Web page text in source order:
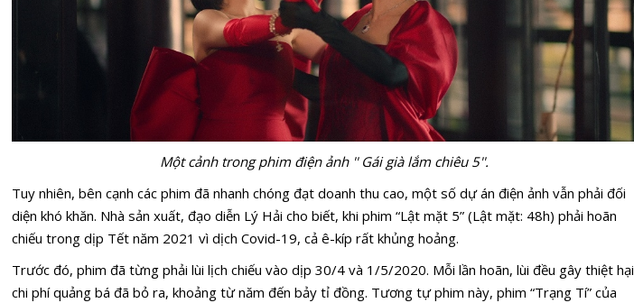
Một cảnh trong phim điện ảnh '' Gái già lắm chiêu 5''.
Tuy nhiên, bên cạnh các phim đã nhanh chóng đạt doanh thu cao, một số dự án điện ảnh vẫn phải đối
diện khó khăn. Nhà sản xuất, đạo diễn Lý Hải cho biết, khi phim “Lật mặt 5” (Lật mặt: 48h) phải hoãn
chiếu trong dịp Tết năm 2021 vì dịch Covid-19, cả ê-kíp rất khủng hoảng.
Trước đó, phim đã từng phải lùi lịch chiếu vào dịp 30/4 và 1/5/2020. Mỗi lần hoãn, lùi đều gây thiệt hại
chi phí quảng bá đã bỏ ra, khoảng từ năm đến bảy tỉ đồng. Tương tự phim này, phim “Trạng Tí” của